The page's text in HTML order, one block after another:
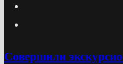
Cовершили